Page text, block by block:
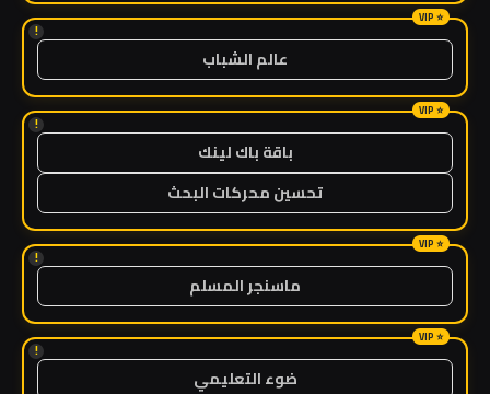
!
عالم الشباب
!
باقة باك لينك
تحسين محركات البحث
!
ماسنجر المسلم
!
ضوء التعليمي